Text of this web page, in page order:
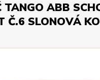
TANGO ABB
Č.6 SLONOVÁ